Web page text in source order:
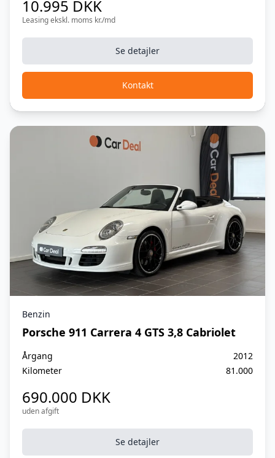
Sædebetræk, læder
Undervogn, adaptiv
10.995 DKK
Leasing ekskl. moms kr./md
Se detajler
Kontakt
Benzin
Porsche 911 Carrera 4 GTS 3,8 Cabriolet
Årgang
2012
Kilometer
81.000
690.000 DKK
uden afgift
Se detajler